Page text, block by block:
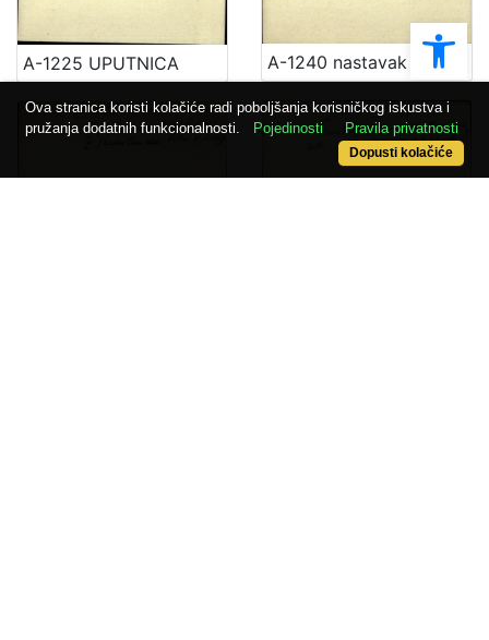
A-1225 UPUTNICA A-1240 nastavak
Ova stranica koristi kolačiće radi poboljšanja korisničkog iskustva i
pružanja dodatnih funkcionalnosti.
Pojedinosti Pravila privatnosti
Dopusti kolačiće